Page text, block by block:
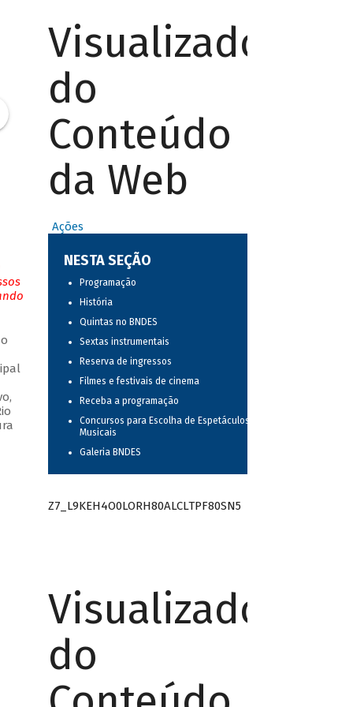
Visualizador
do
Conteúdo
da Web
Ações
NESTA SEÇÃO
Programação
História
Quintas no BNDES
Sextas instrumentais
Reserva de ingressos
Filmes e festivais de cinema
Receba a programação
Concursos para Escolha de Espetáculos
Musicais
Galeria BNDES
Z7_L9KEH4O0LORH80ALCLTPF80SN5
Visualizador
do